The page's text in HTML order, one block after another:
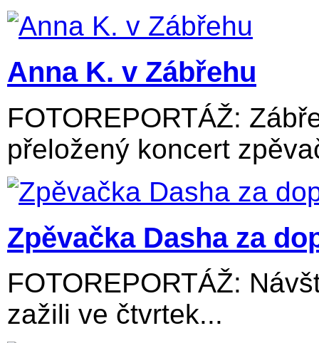
Anna K. v Zábřehu
FOTOREPORTÁŽ:
přeložený koncert
Zpěvačka Dasha za
FOTOREPORTÁŽ:
zažili ve čtvrtek...